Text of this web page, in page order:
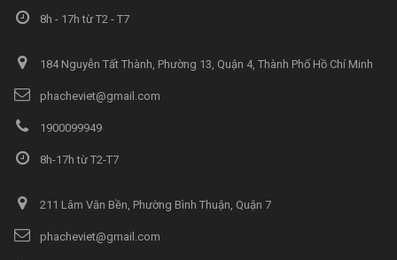
8h - 17h từ T2 - T7
184 Nguyễn Tất Thành, Phường 13, Quận 4, Thành Phố Hồ Chí Minh
phacheviet@gmail.com
1900099949
8h-17h từ T2-T7
211 Lâm Văn Bền, Phường Bình Thuận, Quận 7
phacheviet@gmail.com